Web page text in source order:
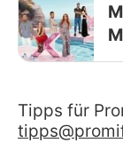
Tipps für